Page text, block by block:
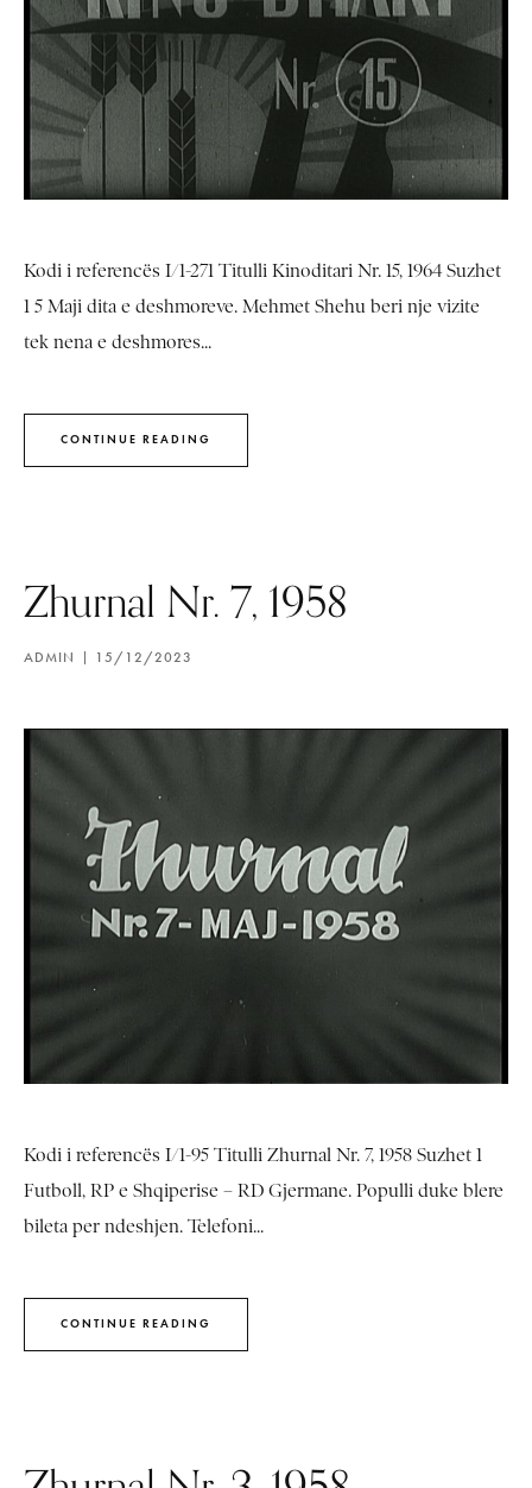
Kodi i referencës I/1-271 Titulli Kinoditari Nr. 15, 1964 Suzhet
1 5 Maji dita e deshmoreve. Mehmet Shehu beri nje vizite
tek nena e deshmores...
CONTINUE READING
Zhurnal Nr. 7, 1958
ADMIN 15/12/2023
Kodi i referencës I/1-95 Titulli Zhurnal Nr. 7, 1958 Suzhet 1
Futboll, RP e Shqiperise – RD Gjermane. Populli duke blere
bileta per ndeshjen. Telefoni...
CONTINUE READING